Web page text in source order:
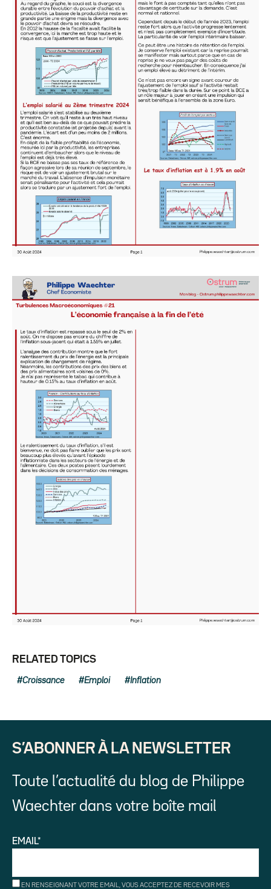
RELATED TOPICS
Croissance Emploi Inflation
S’ABONNER À LA NEWSLETTER
Toute l’actualité du blog de Philippe
Waechter dans votre boîte mail
EMAIL*
EN RENSEIGNANT VOTRE EMAIL, VOUS ACCEPTEZ DE RECEVOIR MES